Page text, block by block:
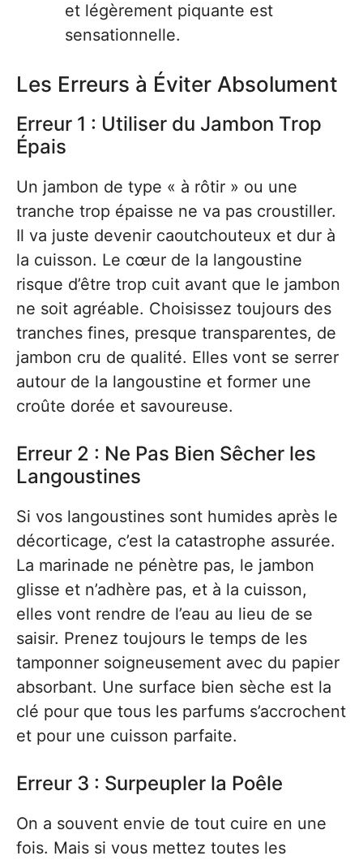
et légèrement piquante est
sensationnelle.
Les Erreurs à Éviter Absolument
Erreur 1 : Utiliser du Jambon Trop
Épais
Un jambon de type « à rôtir » ou une
tranche trop épaisse ne va pas croustiller.
Il va juste devenir caoutchouteux et dur à
la cuisson. Le cœur de la langoustine
risque d’être trop cuit avant que le jambon
ne soit agréable. Choisissez toujours des
tranches fines, presque transparentes, de
jambon cru de qualité. Elles vont se serrer
autour de la langoustine et former une
croûte dorée et savoureuse.
Erreur 2 : Ne Pas Bien Sêcher les
Langoustines
Si vos langoustines sont humides après le
décorticage, c’est la catastrophe assurée.
La marinade ne pénètre pas, le jambon
glisse et n’adhère pas, et à la cuisson,
elles vont rendre de l’eau au lieu de se
saisir. Prenez toujours le temps de les
tamponner soigneusement avec du papier
absorbant. Une surface bien sèche est la
clé pour que tous les parfums s’accrochent
et pour une cuisson parfaite.
Erreur 3 : Surpeupler la Poêle
On a souvent envie de tout cuire en une
fois. Mais si vous mettez toutes les